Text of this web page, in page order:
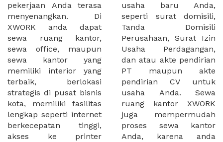
pekerjaan Anda terasa
menyenangkan. Di
XWORK anda dapat
sewa ruang kantor,
sewa office, maupun
sewa kantor yang
memiliki interior yang
terbaik, berlokasi
strategis di pusat bisnis
kota, memiliki fasilitas
lengkap seperti internet
berkecepatan tinggi,
akses ke printer
usaha baru Anda,
seperti surat domisili,
Tanda Domisili
Perusahaan, Surat Izin
Usaha Perdagangan,
dan atau akte pendirian
PT maupun akte
pendirian CV untuk
usaha Anda. Sewa
ruang kantor XWORK
juga mempermudah
proses sewa kantor
Anda, karena anda